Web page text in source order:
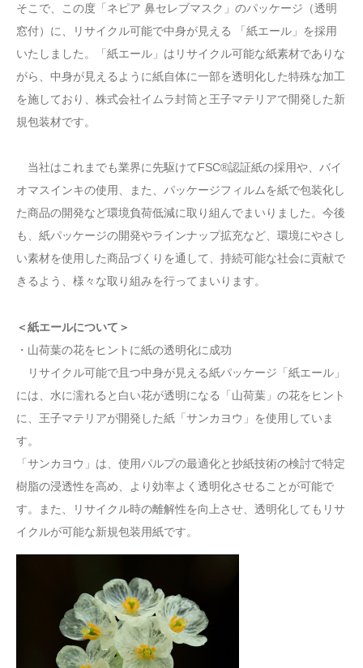
そこで、この度「ネピア 鼻セレブマスク」のパッケージ（透明
窓付）に、リサイクル可能で中身が見える 「紙エール」を採用
いたしました。「紙エール」はリサイクル可能な紙素材でありな
がら、中身が見えるように紙自体に一部を透明化した特殊な加工
を施しており、株式会社イムラ封筒と王子マテリアで開発した新
規包装材です。
当社はこれまでも業界に先駆けてFSC®認証紙の採用や、バイ
オマスインキの使用、また、パッケージフィルムを紙で包装化し
た商品の開発など環境負荷低減に取り組んでまいりました。今後
も、紙パッケージの開発やラインナップ拡充など、環境にやさし
い素材を使用した商品づくりを通して、持続可能な社会に貢献で
きるよう、様々な取り組みを行ってまいります。
＜紙エールについて＞
・山荷葉の花をヒントに紙の透明化に成功
リサイクル可能で且つ中身が見える紙パッケージ「紙エール」
には、水に濡れると白い花が透明になる「山荷葉」の花をヒント
に、王子マテリアが開発した紙「サンカヨウ」を使用していま
す。
「サンカヨウ」は、使用パルプの最適化と抄紙技術の検討で特定
樹脂の浸透性を高め、より効率よく透明化させることが可能で
す。また、リサイクル時の離解性を向上させ、透明化してもリサ
イクルが可能な新規包装用紙です。